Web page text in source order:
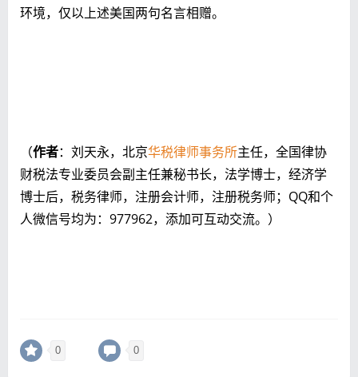
环境，仅以上述美国两句名言相赠。
（作者：刘天永，北京华税律师事务所主任，全国律协
财税法专业委员会副主任兼秘书长，法学博士，经济学
博士后，税务律师，注册会计师，注册税务师；QQ和个
人微信号均为：977962，添加可互动交流。）
0 0